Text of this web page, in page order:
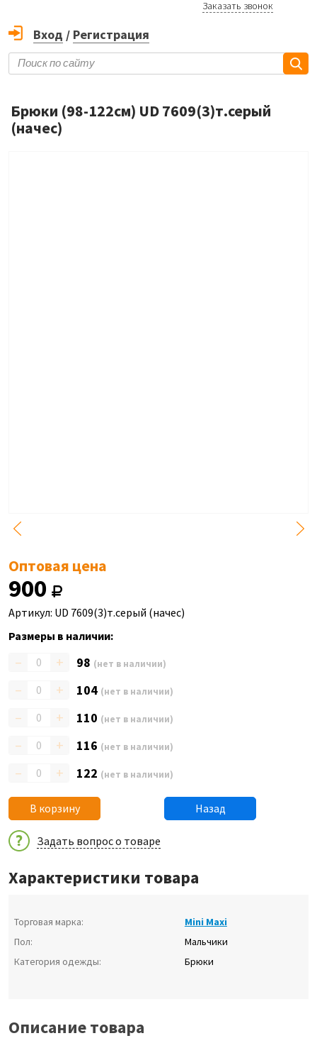
Заказать звонок
Вход / Регистрация
Брюки (98-122см) UD 7609(3)т.серый
(начес)
Оптовая цена
900
Артикул: UD 7609(3)т.серый (начес)
Размеры в наличии:
– + 98 (нет в наличии)
– + 104 (нет в наличии)
– + 110 (нет в наличии)
– + 116 (нет в наличии)
– + 122 (нет в наличии)
В корзину Назад
Задать вопрос о товаре
Характеристики товара
Торговая марка:
Mini Maxi
Пол:
Мальчики
Категория одежды:
Брюки
Описание товара